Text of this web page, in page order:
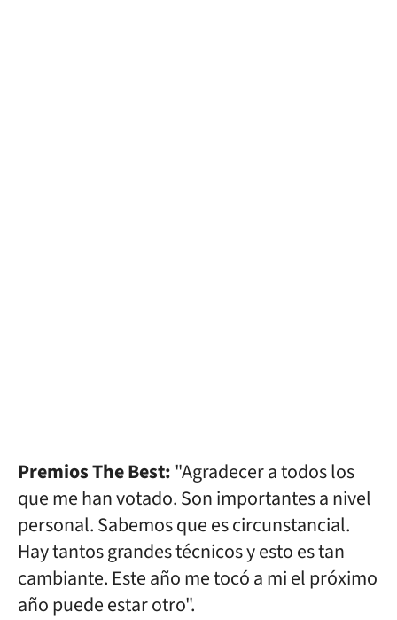
Premios The Best:"Agradecer a todos los
que me han votado. Son importantes a nivel
personal. Sabemos que es circunstancial.
Hay tantos grandes técnicos y esto es tan
cambiante. Este año me tocó a mi el próximo
año puede estar otro".